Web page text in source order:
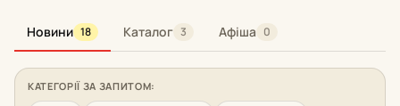
Новини 18 Каталог 3 Афіша 0
КАТЕГОРІЇ ЗА ЗАПИТОМ: